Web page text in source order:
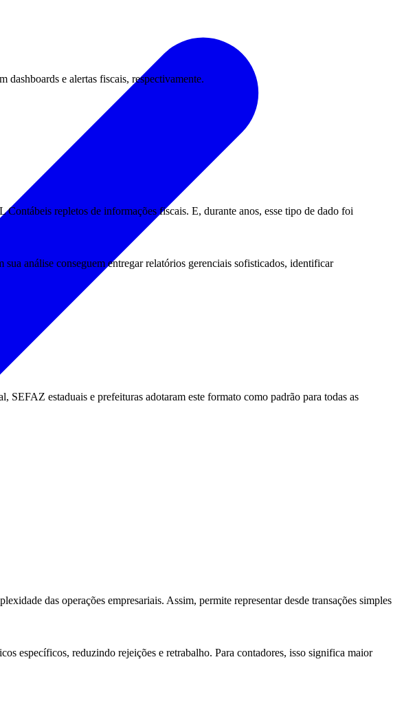
e alertas fiscais, respectivamente.
repletos de informações fiscais. E, durante anos, esse tipo de dado foi
sua análise conseguem entregar relatórios gerenciais sofisticados, identificar
estaduais e prefeituras adotaram este formato como padrão para todas as
das operações empresariais. Assim, permite representar desde transações simples
específicos, reduzindo rejeições e retrabalho. Para contadores, isso significa maior